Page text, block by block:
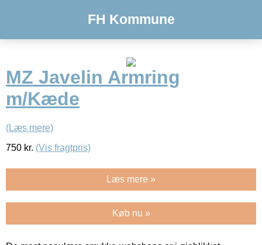
FH Kommune
MZ Javelin Armring
m/Kæde
(Læs mere)
750 kr. (Vis fragtpris)
Læs mere »
Køb nu »